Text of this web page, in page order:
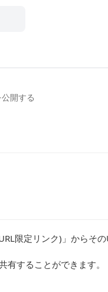
開する
限定リンク)」からそ
することができます。